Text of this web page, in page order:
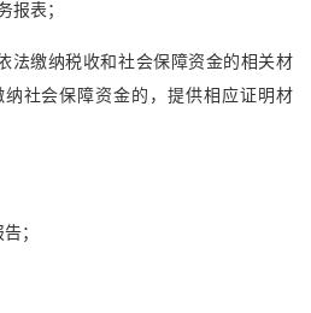
报表；
法缴纳税收和社会保障资金的相关材
社会保障资金的，提供相应证明材
；